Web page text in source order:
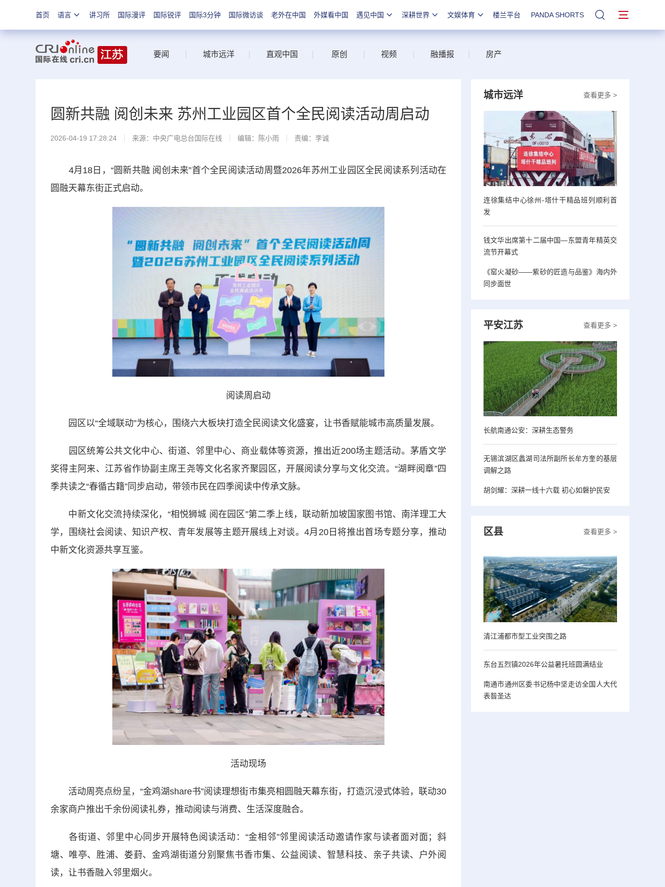
首页 语言 讲习所 国际漫评 国际锐评 国际3分钟 国际微访谈 老外在中国 外媒看中国 遇见中国 深耕世界 文娱体育 楼兰平台 PANDA SHORTS 站内搜索
要闻 城市远洋 直观中国 原创 视频 融播报 房产
圆新共融 阅创未来 苏州工业园区首个全民阅读活动周启动
2026-04-19 17:28:24 来源：中央广电总台国际在线 编辑：陈小雨 责编：李诚
4月18日，“圆新共融 阅创未来”首个全民阅读活动周暨2026年苏州工业园区全民阅读系列活动在
圆融天幕东街正式启动。
阅读周启动
园区以“全域联动”为核心，围绕六大板块打造全民阅读文化盛宴，让书香赋能城市高质量发展。
园区统筹公共文化中心、街道、邻里中心、商业载体等资源，推出近200场主题活动。茅盾文学
奖得主阿来、江苏省作协副主席王尧等文化名家齐聚园区，开展阅读分享与文化交流。“湖畔阅章”四
季共读之“春循古籍”同步启动，带领市民在四季阅读中传承文脉。
中新文化交流持续深化，“相悦狮城 阅在园区”第二季上线，联动新加坡国家图书馆、南洋理工大
学，围绕社会阅读、知识产权、青年发展等主题开展线上对谈。4月20日将推出首场专题分享，推动
中新文化资源共享互鉴。
活动现场
活动周亮点纷呈，“金鸡湖share书”阅读理想街市集亮相圆融天幕东街，打造沉浸式体验，联动30
余家商户推出千余份阅读礼券，推动阅读与消费、生活深度融合。
各街道、邻里中心同步开展特色阅读活动：“金相邻”邻里阅读活动邀请作家与读者面对面；斜
塘、唯亭、胜浦、娄葑、金鸡湖街道分别聚焦书香市集、公益阅读、智慧科技、亲子共读、户外阅
读，让书香融入邻里烟火。
查看更多 >
城市远洋
连徐集结中心徐州-塔什干精品班列顺利首
发
钱文华出席第十二届中国—东盟青年精英交
流节开幕式
《窑火凝砂——紫砂的匠造与品鉴》海内外
同步面世
查看更多 >
平安江苏
长航南通公安：深耕生态警务
无锡滨湖区蠡湖司法所副所长牟方奎的基层
调解之路
胡剑耀：深耕一线十六载 初心如磐护民安
查看更多 >
区县
清江浦都市型工业突围之路
东台五烈镇2026年公益暑托班圆满结业
南通市通州区委书记杨中坚走访全国人大代
表昝圣达